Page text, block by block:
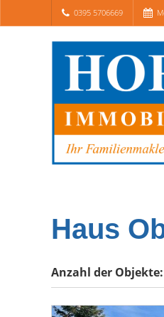
0395 5706669
Haus
Anzahl der Objekte: